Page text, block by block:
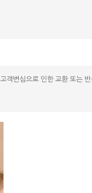
객변심으로 인한 교환 또는